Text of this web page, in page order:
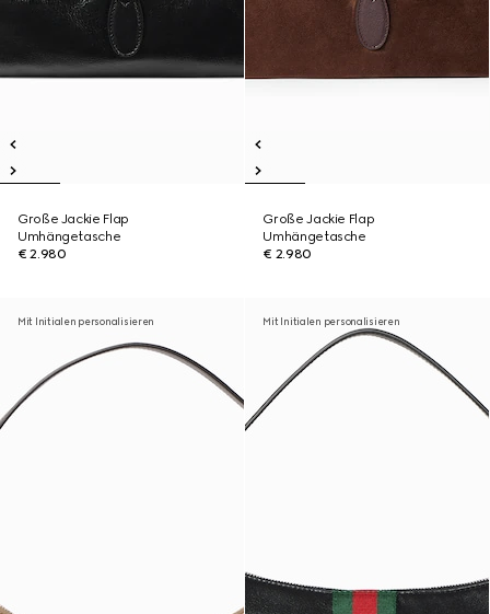
Große Jackie Flap
Umhängetasche
€ 2.980
Große Jackie Flap
Umhängetasche
€ 2.980
Mit Initialen personalisieren Mit Initialen personalisieren